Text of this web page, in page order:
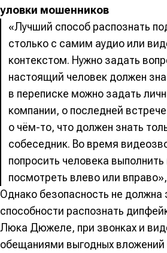
уловки мошенников
«Лучший способ распознать
столько с самим аудио или
контекстом. Нужно задать
настоящий человек должен
в переписке можно задать
компании, о последней
о чём-то, что должен знать
собеседник. Во время
попросить человека
посмотреть влево или
Однако безопасность не должна
способности распознать
Люка Дюжеле, при звонках и
обещаниями выгодных вложений